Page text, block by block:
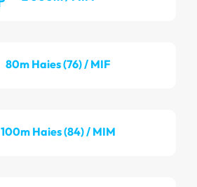
80m Haies (76) / MIF
100m Haies (84) / MIM